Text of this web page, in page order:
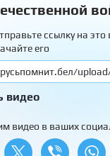
ссылку на
его
видео
видео в ваших